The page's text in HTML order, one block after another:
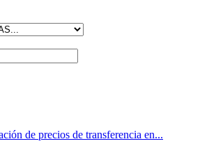
de precios de transferencia en...